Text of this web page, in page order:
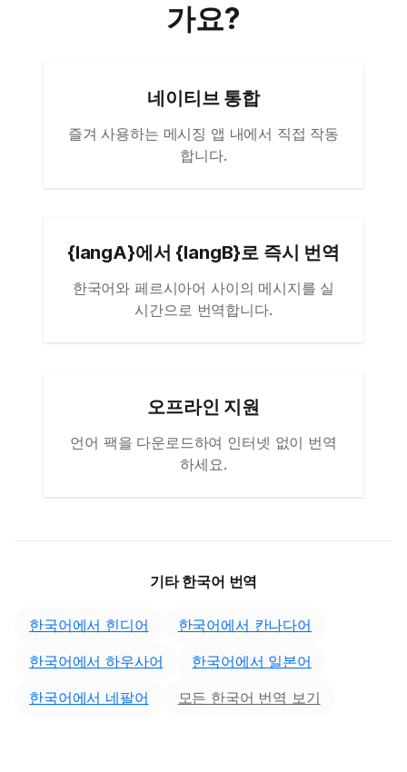
가요?
네이티브 통합
즐겨 사용하는 메시징 앱 내에서 직접 작동
합니다.
{langA}에서 {langB}로 즉시 번역
한국어와 페르시아어 사이의 메시지를 실
시간으로 번역합니다.
오프라인 지원
언어 팩을 다운로드하여 인터넷 없이 번역
하세요.
기타 한국어 번역
한국어에서 힌디어
한국어에서 칸나다어
한국어에서 하우사어
한국어에서 일본어
한국어에서 네팔어
모든 한국어 번역 보기